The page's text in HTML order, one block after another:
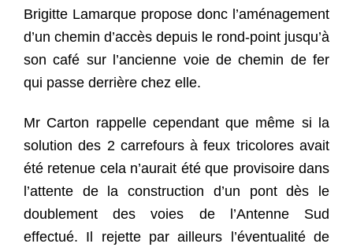
Brigitte Lamarque propose donc l’aménagement
d’un chemin d’accès depuis le rond-point jusqu’à
son café sur l’ancienne voie de chemin de fer
qui passe derrière chez elle.
Mr Carton rappelle cependant que même si la
solution des 2 carrefours à feux tricolores avait
été retenue cela n’aurait été que provisoire dans
l’attente de la construction d’un pont dès le
doublement des voies de l’Antenne Sud
effectué. Il rejette par ailleurs l’éventualité de